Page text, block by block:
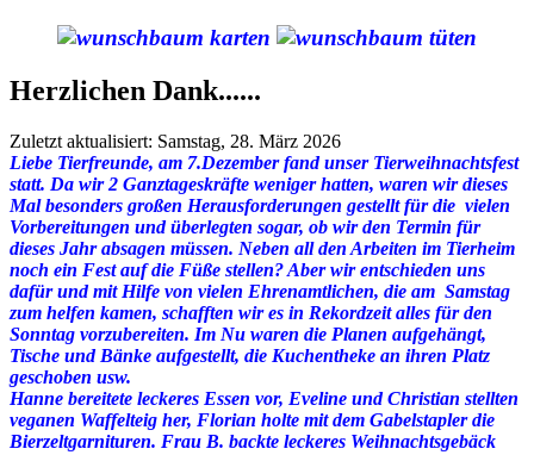
Herzlichen Dank......
Zuletzt aktualisiert: Samstag, 28. März 2026
Liebe Tierfreunde, am 7.Dezember fand unser Tierweihnachtsfest
statt. Da wir 2 Ganztageskräfte weniger hatten, waren wir dieses
Mal besonders großen Herausforderungen gestellt für die vielen
Vorbereitungen und überlegten sogar, ob wir den Termin für
dieses Jahr absagen müssen. Neben all den Arbeiten im Tierheim
noch ein Fest auf die Füße stellen? Aber wir entschieden uns
dafür und mit Hilfe von vielen Ehrenamtlichen, die am Samstag
zum helfen kamen, schafften wir es in Rekordzeit alles für den
Sonntag vorzubereiten. Im Nu waren die Planen aufgehängt,
Tische und Bänke aufgestellt, die Kuchentheke an ihren Platz
geschoben usw.
Hanne bereitete leckeres Essen vor, Eveline und Christian stellten
veganen Waffelteig her, Florian holte mit dem Gabelstapler die
Bierzeltgarnituren. Frau B. backte leckeres Weihnachtsgebäck